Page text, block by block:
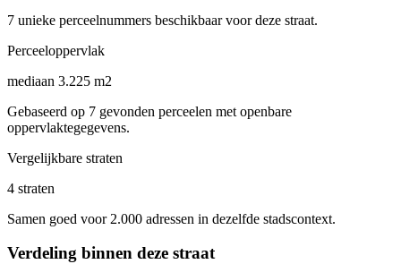
7 unieke perceelnummers beschikbaar voor deze straat.
Perceeloppervlak
mediaan 3.225 m2
Gebaseerd op 7 gevonden perceelen met openbare
oppervlaktegegevens.
Vergelijkbare straten
4 straten
Samen goed voor 2.000 adressen in dezelfde stadscontext.
Verdeling binnen deze straat